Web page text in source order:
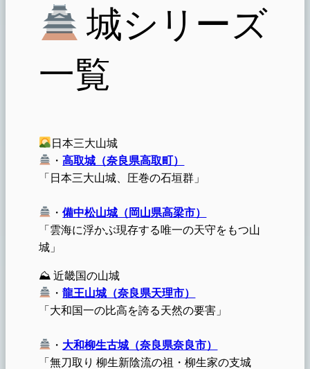
城シリーズ
一覧
日本三大山城
・高取城（奈良県高取町）
「日本三大山城、圧巻の石垣群」
・備中松山城（岡山県高梁市）
「雲海に浮かぶ現存する唯一の天守をもつ山
城」
⛰ 近畿国の山城
・龍王山城（奈良県天理市）
「大和国一の比高を誇る天然の要害」
・ 大和柳生古城（奈良県奈良市）
「無刀取り 柳生新陰流の祖・柳生家の支城